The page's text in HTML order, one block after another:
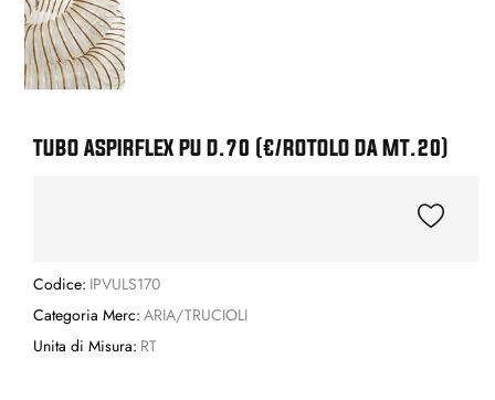
TUBO ASPIRFLEX PU D.70 (€/ROTOLO DA MT.20)
Codice: IPVULS170
Categoria Merc: ARIA/TRUCIOLI
Unita di Misura: RT